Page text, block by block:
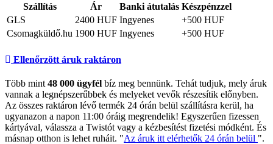
Szállítás
Ár Banki átutalás Készpénzzel
GLS
2400 HUF Ingyenes
+500 HUF
Csomagküldő.hu 1900 HUF Ingyenes +500 HUF
Ellenőrzött áruk raktáron
Több mint 48 000 ügyfél bíz meg bennünk. Tehát tudjuk, mely áruk
vannak a legnépszerűbbek és melyeket vevők részesítik előnyben.
Az összes raktáron lévő termék 24 órán belül szállításra kerül, ha
ugyanazon a napon 11:00 óráig megrendelik! Egyszerűen fizessen
kártyával, válassza a Twistót vagy a kézbesítést fizetési módként. És
másnap otthon is lehet ruháit. "Az áruk itt elérhetők 24 órán belül ".